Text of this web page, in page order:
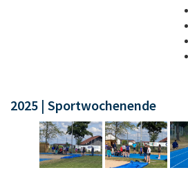
2025 | Sportwochenende